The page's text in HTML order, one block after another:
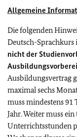
Allgemeine
Die folgenden
Deutsch-
nicht der
Ausbildungsvertrag
maximal sechs
muss mindestens 91
Jahr. Weiter muss
Unterrichtsstunden